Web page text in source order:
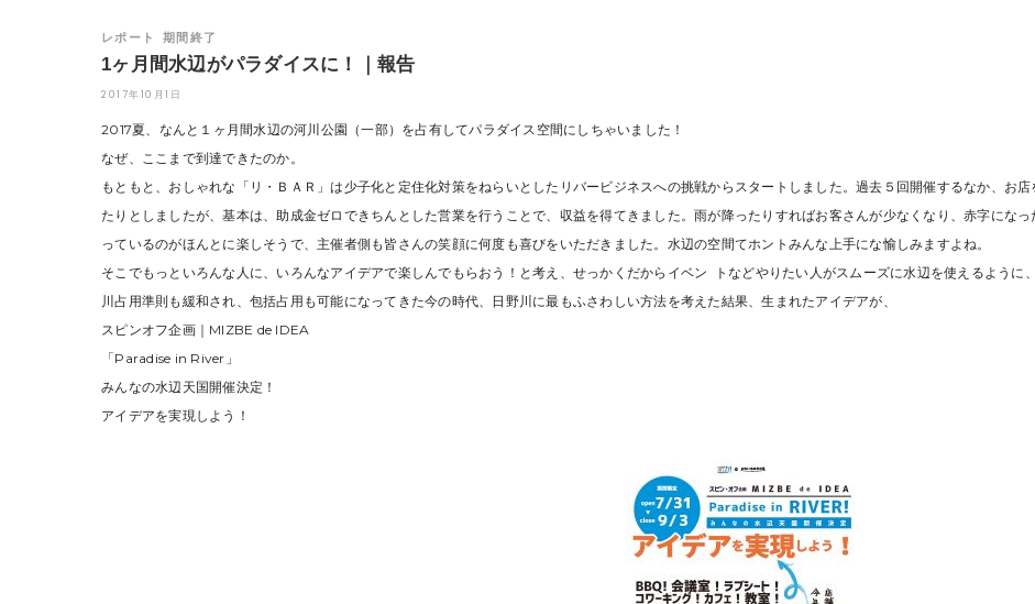
レポート 期間終了
1ヶ月間水辺がパラダイスに！｜報告
2017年10月1日
2017夏、なんと１ヶ月間水辺の河川公園（一部）を占有してパラダイス空間にしちゃいました！
なぜ、ここまで到達できたのか。
もともと、おしゃれな「リ・ＢＡＲ」は少子化と定住化対策をねらいとしたリバービジネスへの挑戦からスタートしました。過去５回開催するなか、お
たりとしましたが、基本は、助成金ゼロできちんとした営業を行うことで、収益を得てきました。雨が降ったりすればお客さんが少なくなり、赤字にな
っているのがほんとに楽しそうで、主催者側も皆さんの笑顔に何度も喜びをいただきました。水辺の空間てホントみんな上手にな愉しみますよね。
そこでもっといろんな人に、いろんなアイデアで楽しんでもらおう！と考え、せっかくだからイベン トなどやりたい人がスムーズに水辺を使えるように
川占用準則も緩和され、包括占用も可能になってきた今の時代、日野川に最もふさわしい方法を考えた結果、生まれたアイデアが、
スピンオフ企画｜MIZBE de IDEA
「Paradise in River」
みんなの水辺天国開催決定！
アイデアを実現しよう！